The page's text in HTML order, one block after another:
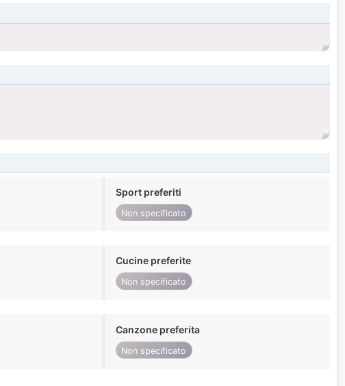
Sport preferiti
Non specificato
Cucine preferite
Non specificato
Canzone preferita
Non specificato